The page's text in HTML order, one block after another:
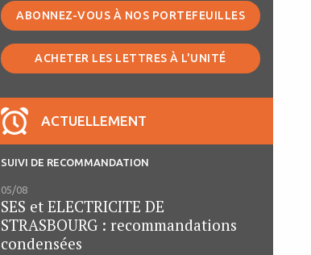
ABONNEZ-VOUS À NOS PORTEFEUILLES
ACHETER LES LETTRES À L'UNITÉ
ACTUELLEMENT
SUIVI DE RECOMMANDATION
05/08
SES et ELECTRICITE DE
STRASBOURG : recommandations
condensées